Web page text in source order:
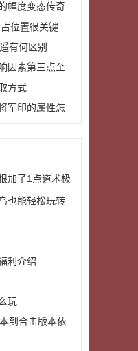
幅度变态传奇
位置很关键
有何区别
因素第三点至
方式
军印的属性怎
加了1点道术极
也能轻松玩转
利介绍
玩
到合击版本依